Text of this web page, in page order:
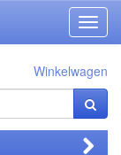
Winkelwagen